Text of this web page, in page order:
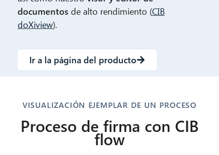
documentosde alto rendimiento (CIB
doXiview).
Ir a la página del producto
VISUALIZACIÓN EJEMPLAR DE UN PROCESO
Proceso de firma con CIB
flow